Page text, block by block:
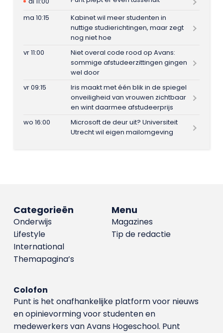
ma 10:15
Kabinet wil meer studenten in
nuttige studierichtingen, maar zegt
nog niet hoe
vr 11:00
Niet overal code rood op Avans:
sommige afstudeerzittingen gingen
wel door
vr 09:15
Iris maakt met één blik in de spiegel
onveiligheid van vrouwen zichtbaar
en wint daarmee afstudeerprijs
wo 16:00
Microsoft de deur uit? Universiteit
Utrecht wil eigen mailomgeving
Menu
Magazines
Tip de redactie
Categorieën
Onderwijs
Lifestyle
International
Themapagina’s
Colofon
Punt is het onafhankelijke platform voor nieuws
en opinievorming voor studenten en
medewerkers van Avans Hoge­school. Punt